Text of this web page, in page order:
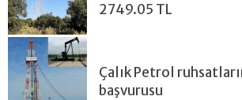
2749.05 TL
Çalık Petrol
başvurusu